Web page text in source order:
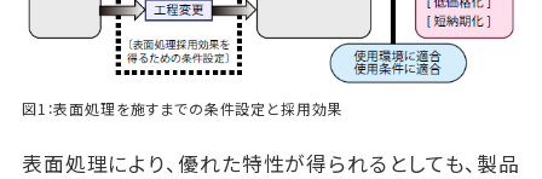
図1：表面処理を施すまでの条件設定と採用効果
表面処理により、優れた特性が得られるとしても、製品